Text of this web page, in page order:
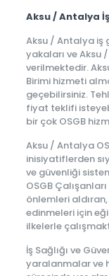
Aksu / Antalya
Aksu / Antalya iş
yakaları ve Aksu
verilmektedir.
Birimi hizmeti
geçebilirsiniz.
fiyat teklifi
bir çok OSGB
Aksu / Antalya
inisiyatiflerden
ve güvenliği
OSGB
önlemleri
edinmeleri için
ilkelerle
İş Sağlığı ve
yaralanmalar ve